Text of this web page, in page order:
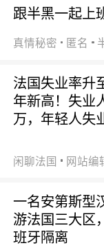
跟半黑一起上
真情秘密 匿名
法国失业率升
年新高！失业
万，年轻人失
闲聊法国 网站编
一名安第斯型
游法国三大区
班牙隔离